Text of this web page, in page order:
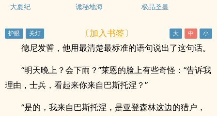
大夏纪 诡秘地海 极品圣皇
〔加入书签〕
德尼发誓，他用最清楚最标准的语句说出了这句话。
“明天晚上？会下雨？”莱恩的脸上有些奇怪：“告诉我
理由，士兵，看起来你来自巴斯托涅？”
“是的，我来自巴斯托涅，是亚登森林这边的猎户，